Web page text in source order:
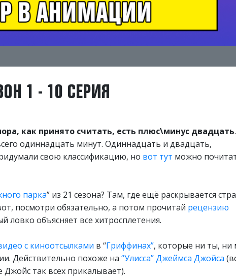
1 - 10 СЕРИЯ
как принято считать, есть плюс\минус двадцать.
одиннадцать минут. Одиннадцать и двадцать,
свою классификацию, но вот тут можно
парка” из 21 сезона? Там, где ещё раскрывается
посмотри обязательно, а потом прочитай рецензию
ловко объясняет все хитросплетения.
с киноотсылками в “Гриффинах”, которые ни ты, ни
Действительно похоже на “Улисса” Джеймса Джойса
Джойс так всех прикалывает).